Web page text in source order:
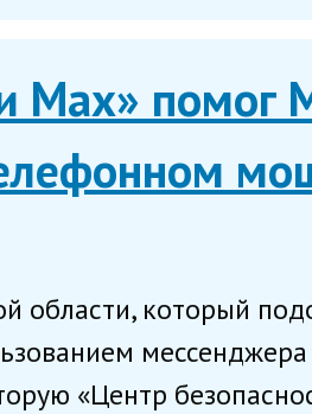
Мах»
области, который
«Центр